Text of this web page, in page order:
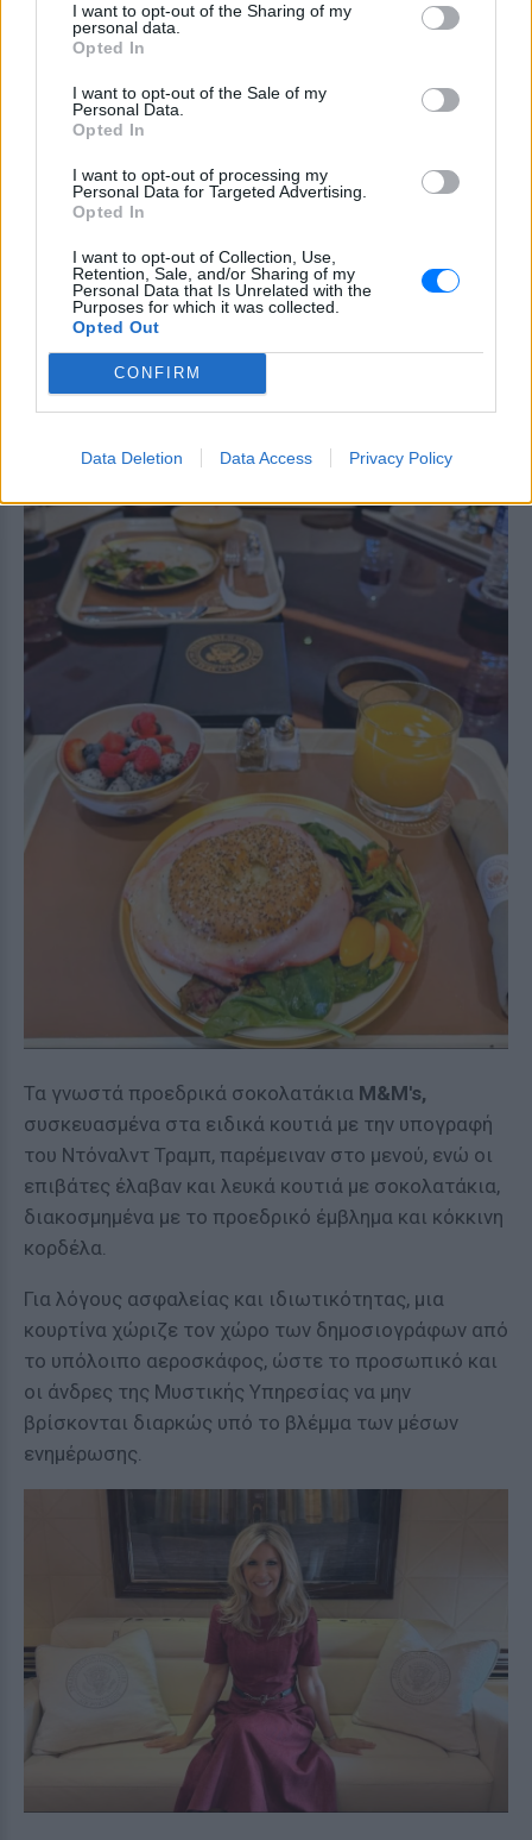
I want to opt-out of the Sharing of my
personal data.
Opted In
I want to opt-out of the Sale of my
Personal Data.
Opted In
I want to opt-out of processing my
Personal Data for Targeted Advertising.
Opted In
I want to opt-out of Collection, Use,
Retention, Sale, and/or Sharing of my
Personal Data that Is Unrelated with the
Purposes for which it was collected.
Opted Out
CONFIRM
Data Deletion Data Access Privacy Policy
Οι μικρές λεπτομέρειες της πρώτης
Η πρώτη πτήση αποκάλυψε και αρκετές μικρές
μόλις είχε τεθεί σε υπηρεσία.
συσκευασίες τους, οι κουβέρτες ήταν
σφραγισμένες με πλαστικό περιτύλιγμα, ενώ οι
επιβάτες προτρέπονταν ευγενικά να διατηρούν το
νέο αεροσκάφος καθαρό.
Τα γνωστά προεδρικά σοκολατάκια M&M's,
συσκευασμένα στα ειδικά κουτιά με την υπογραφή
του Ντόναλντ Τραμπ, παρέμειναν στο μενού, ενώ οι
επιβάτες έλαβαν και λευκά κουτιά με σοκολατάκια,
διακοσμημένα με το προεδρικό έμβλημα και κόκκινη
κορδέλα.
Για λόγους ασφαλείας και ιδιωτικότητας, μια
κουρτίνα χώριζε τον χώρο των δημοσιογράφων από
το υπόλοιπο αεροσκάφος, ώστε το προσωπικό και
οι άνδρες της Μυστικής Υπηρεσίας να μην
βρίσκονται διαρκώς υπό το βλέμμα των μέσων
ενημέρωσης.